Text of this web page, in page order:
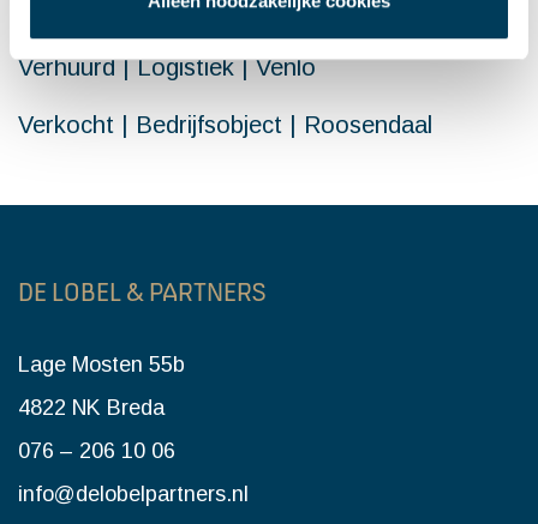
Verhuurd | Commerciële ruimte | Rotterdam
Verhuurd | Logistiek | Venlo
Verkocht | Bedrijfsobject | Roosendaal
DE LOBEL & PARTNERS
Lage Mosten 55b
4822 NK Breda
076 – 206 10 06
info@delobelpartners.nl